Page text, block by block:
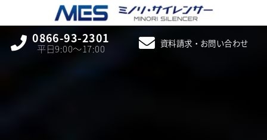
0866-93-2301
平日9:00〜17:00 資料請求・お問い合わせ